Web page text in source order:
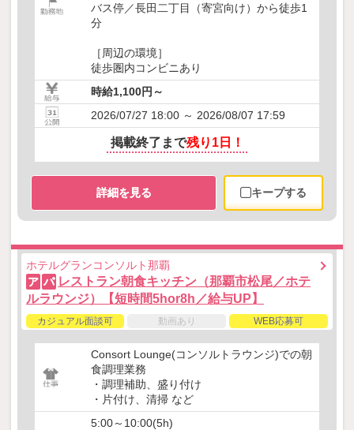
バス停／長田二丁目（寄宮向け）から徒歩1
分
［周辺の環境］
徒歩圏内コンビニあり
時給1,100円～
2026/07/27 18:00 ～ 2026/08/07 17:59
掲載終了まで残り1日！
詳細を見る キープする
ホテルグランコンソルト那覇
ア パ レストラン朝食キッチン（那覇市松尾／ホテ
ルラウンジ）【短時間5hor8h／給与UP】
カジュアル面談可 動画あり WEB応募可
Consort Lounge(コンソルトラウンジ)での朝
食調理業務
・調理補助、盛り付け
・片付け、清掃 など
5:00～10:00(5h)